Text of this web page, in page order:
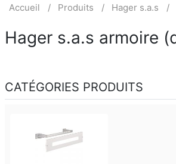
Accueil Produits Hager s.a.s
Hager s.a.s armoire
CATÉGORIES PRODUITS